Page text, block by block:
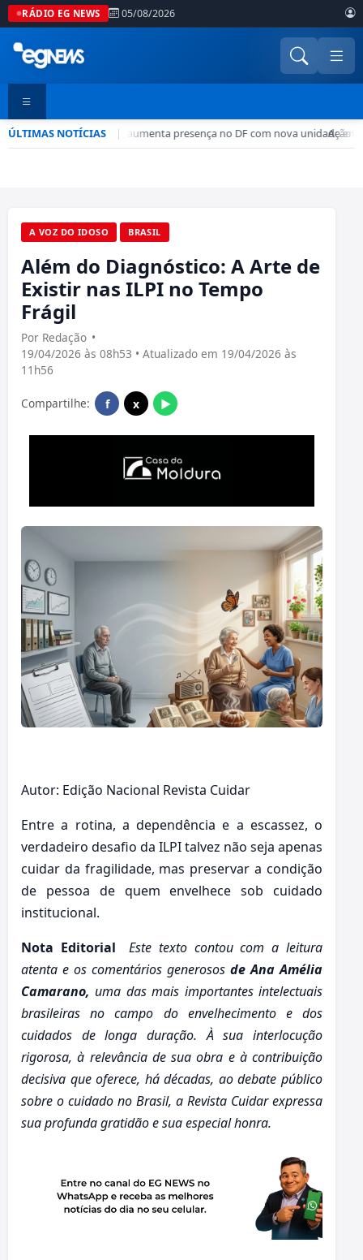
RÁDIO EG NEWS 05/08/2026
ÚLTIMAS NOTÍCIAS |
Rede CADE aumenta presença no DF com nova unidade em
• Ação
A VOZ DO IDOSO BRASIL
Além do Diagnóstico: A Arte de
Existir nas ILPI no Tempo
Frágil
Por Redação •
19/04/2026 às 08h53 • Atualizado em 19/04/2026 às
11h56
Compartilhe: f x ▶
Autor: Edição Nacional Revista Cuidar
Entre a rotina, a dependência e a escassez, o
verdadeiro desafio da ILPI talvez não seja apenas
cuidar da fragilidade, mas preservar a condição
de pessoa de quem envelhece sob cuidado
institucional.
Nota Editorial Este texto contou com a leitura
atenta e os comentários generosos de Ana Amélia
Camarano, uma das mais importantes intelectuais
brasileiras no campo do envelhecimento e dos
cuidados de longa duração. À sua interlocução
rigorosa, à relevância de sua obra e à contribuição
decisiva que oferece, há décadas, ao debate público
sobre o cuidado no Brasil, a Revista Cuidar expressa
sua profunda gratidão e sua especial honra.